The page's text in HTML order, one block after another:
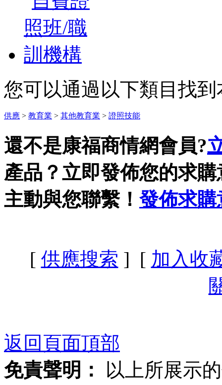
您可以通過以下類目找
供應 > 教育業 > 其他教育業 > 證照技能
還不是康福商情網會員?
產品？立即發佈您的求
主動與您聯繫！ 發佈求購
[ 供應搜索 ] [ 加入收
返回頁面頂部
免責聲明：
以上所展示